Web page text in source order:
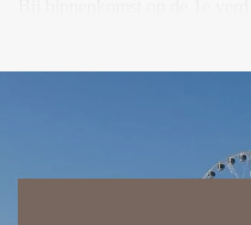
inductiekookplaat en een
Vanuit de woonkamer loop je